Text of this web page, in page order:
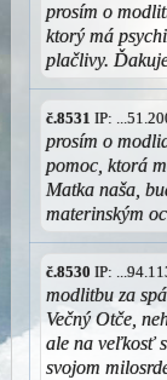
prosím o
ktorý má
plačlivy.
č.8531 IP:
prosím o
pomoc, ktorá
Matka naša,
materinským
č.8530 IP:
modlitbu za
Večný Otče,
ale na veľkosť
svojom